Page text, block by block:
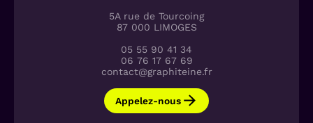
5A rue de Tourcoing
87 000 LIMOGES
05 55 90 41 34
06 76 17 67 69
contact@graphiteine.fr
Appelez-nous